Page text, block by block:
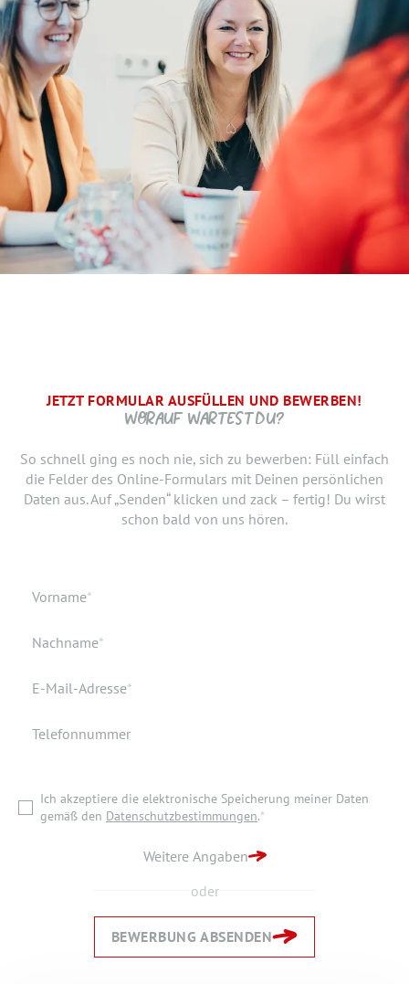
JETZT FORMULAR AUSFÜLLEN UND BEWERBEN!
WORAUF WARTEST DU?
So schnell ging es noch nie, sich zu bewerben: Füll einfach
die Felder des Online-Formulars mit Deinen persönlichen
Daten aus. Auf „Senden“ klicken und zack – fertig! Du wirst
schon bald von uns hören.
Pflichtfeld
Vorname*
Pflichtfeld
Nachname*
Pflichtfeld
E-Mail-Adresse*
Telefonnummer
Ich akzeptiere die elektronische Speicherung meiner Daten
gemäß den Datenschutzbestimmungen.*
Weitere Angaben
oder
BEWERBUNG ABSENDEN
BRAUCHEN WIR NOCH ...
SCHRITT.
bist, den neuen Job anzutreten. Du möchtest Deiner
Bewerbung doch noch einen Lebenslauf oder ein anderes
Dokument hinzufügen? Hier kannst Du es hochladen.
Verfügbar ab
Dokumente
Ich akzeptiere die elektronische Speicherung meiner Daten
DANKE, WIR FREUEN UNS AUF DICH UND MELDEN UNS
ZURÜCK ZUR STARTSEITE